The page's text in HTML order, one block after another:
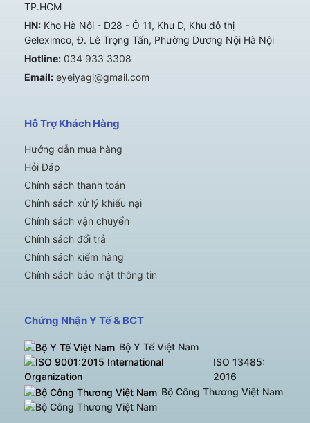
TP.HCM
HN: Kho Hà Nội - D28 - Ô 11, Khu D, Khu đô thị
Geleximco, Đ. Lê Trọng Tấn, Phường Dương Nội Hà Nội
Hotline: 034 933 3308
Email: eyeiyagi@gmail.com
Hỗ Trợ Khách Hàng
Hướng dẫn mua hàng
Hỏi Đáp
Chính sách thanh toán
Chính sách xử lý khiếu nại
Chính sách vận chuyển
Chính sách đổi trả
Chính sách kiểm hàng
Chính sách bảo mật thông tin
Chứng Nhận Y Tế & BCT
Bộ Y Tế Việt Nam
ISO 13485:
2016
Bộ Công Thương Việt Nam